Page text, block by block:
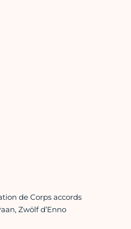
de Corps accords
Zwölf d’Enno